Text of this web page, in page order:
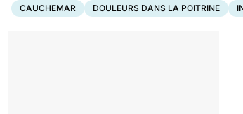
CAUCHEMAR DOULEURS DANS LA POITRINE